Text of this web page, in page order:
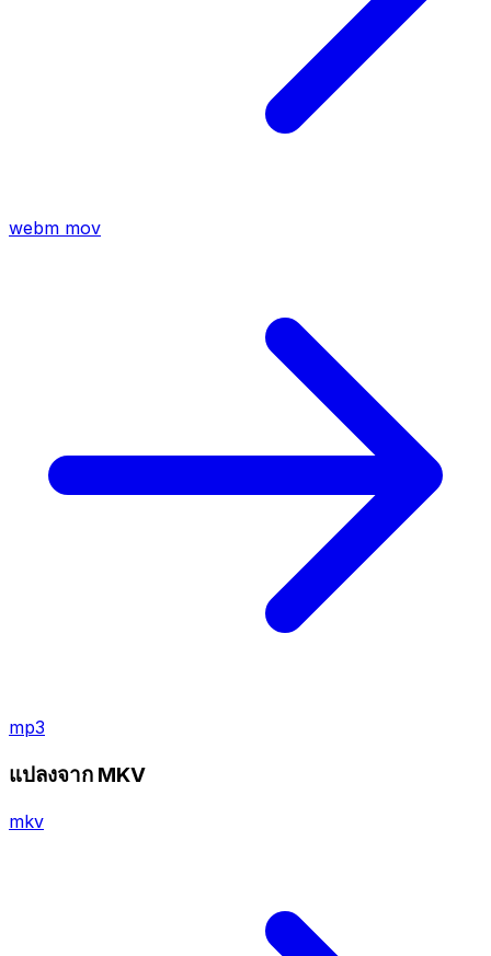
webm mov
mp3
แปลงจาก MKV
mkv